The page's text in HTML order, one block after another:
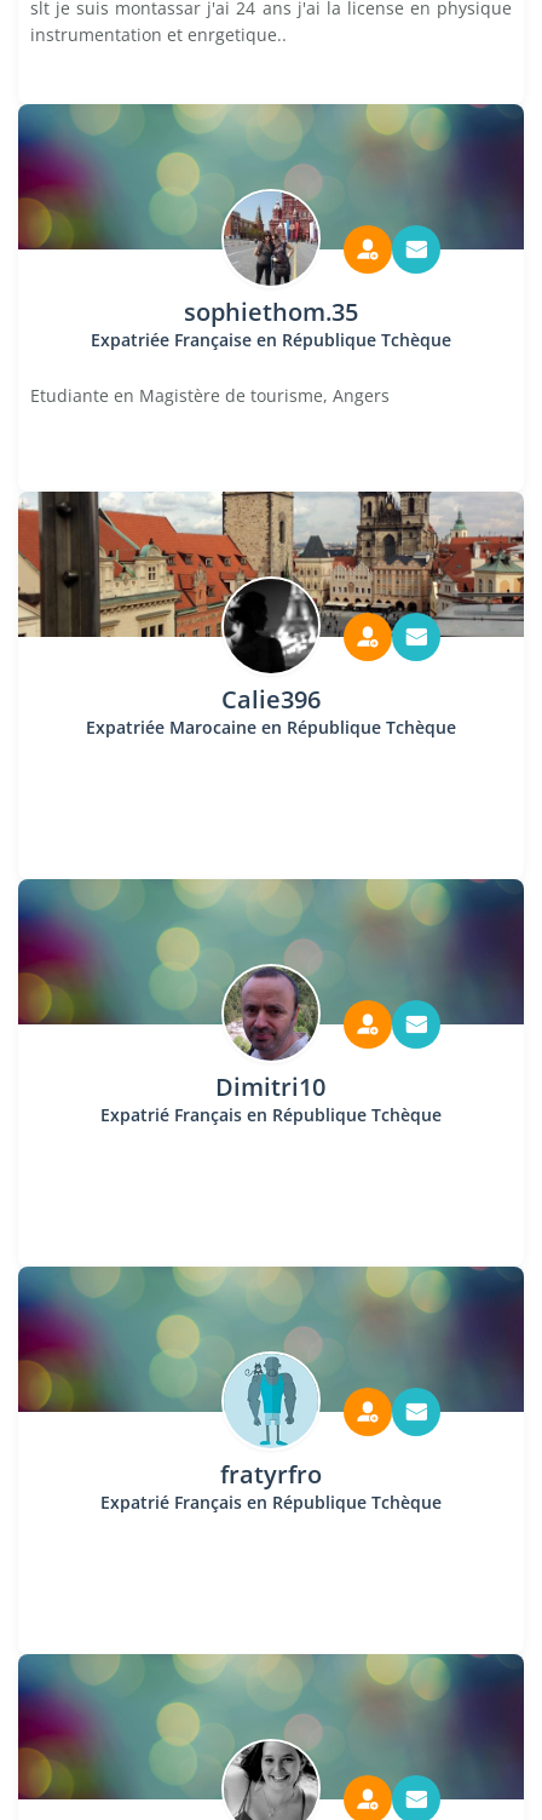
slt je suis montassar j'ai 24 ans j'ai la license en physique
instrumentation et enrgetique..
sophiethom.35
Expatriée Française en République Tchèque
Etudiante en Magistère de tourisme, Angers
Calie396
Expatriée Marocaine en République Tchèque
Dimitri10
Expatrié Français en République Tchèque
fratyrfro
Expatrié Français en République Tchèque